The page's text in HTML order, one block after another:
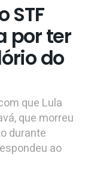
STF
por ter
do
que Lula
que morreu
durante
ao